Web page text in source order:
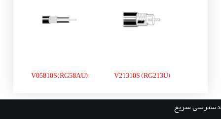
V21310S (RG213U)
V05810S(RG58AU)
دسترسی سریع